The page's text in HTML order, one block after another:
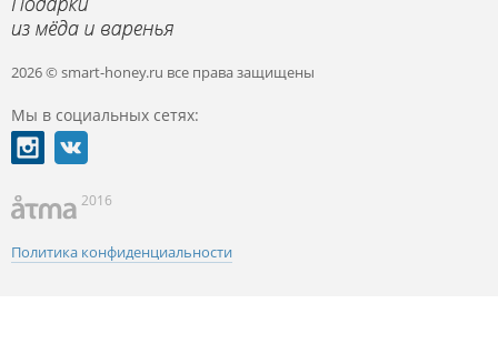
2026 © smart-honey.ru все права защищены
Мы в социальных сетях:
2016
Политика конфиденциальности